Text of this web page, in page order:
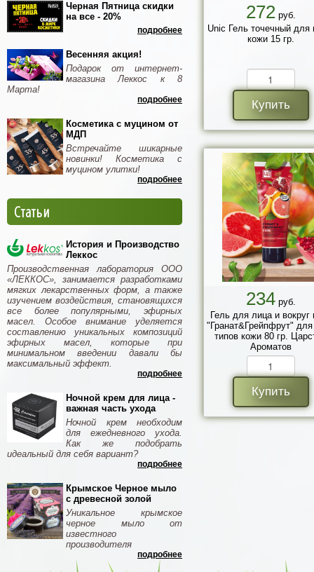
Черная Пятница скидки
на все - 20%
подробнее
Весенняя акция!
Подарок от интернет-
магазина Леккос к 8
Марта!
подробнее
Косметика с муцином от
МДП
Встречайте шикарные
новинки! Косметика с
муцином улитки!
подробнее
Статьи
История и Производство
Леккос
Производственная лаборатория ООО
«ЛЕККОС», занимается разработками
мягких лекарственных форм, а также
изучением воздействия, становящихся
все более популярными, эфирных
масел. Особое внимание уделяется
составлению уникальных композиций
эфирных масел, которые при
минимальном введении давали бы
максимальный эффект.
подробнее
Ночной крем для лица -
важная часть ухода
Ночной крем необходим
для ежедневного ухода.
Как же подобрать
идеальный для себя вариант?
подробнее
Крымское Черное мыло
с древесной золой
Уникальное крымское
черное мыло от
известного
производителя
подробнее
272руб.
Unic Гель точечный для
кожи 15 гр.
Купить
234руб.
Гель для лица и вокруг
"Гранат&Грейпфрут"
типов кожи 80 гр.
Ароматов
Купить